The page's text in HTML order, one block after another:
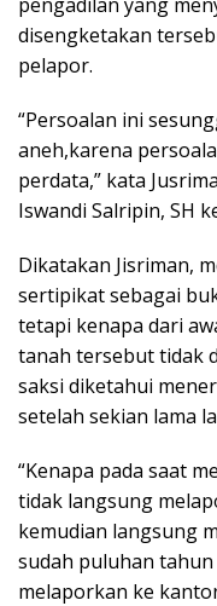
disengketakan
pelapor.
“Persoalan ini
aneh,karena
perdata,” kata
Iswandi Salripin, SH
Dikatakan Jisriman,
sertipikat sebagai
tetapi kenapa dari
tanah tersebut tidak
saksi diketahui
setelah sekian lama
“Kenapa pada saat
tidak langsung
kemudian langsung
sudah puluhan
melaporkan ke